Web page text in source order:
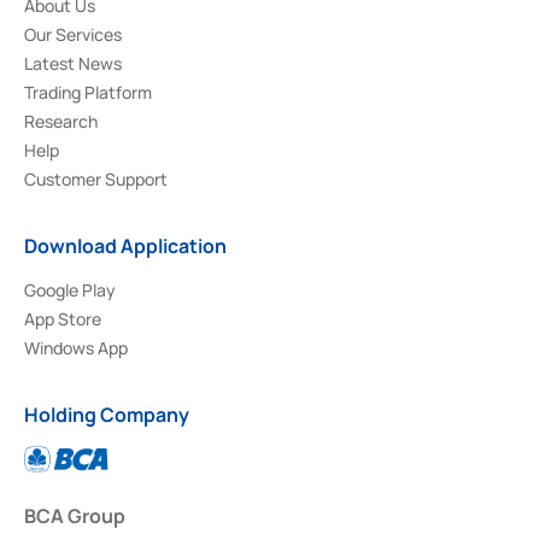
About Us
Our Services
Latest News
Trading Platform
Research
Help
Customer Support
Download Application
Google Play
App Store
Windows App
Holding Company
BCA Group